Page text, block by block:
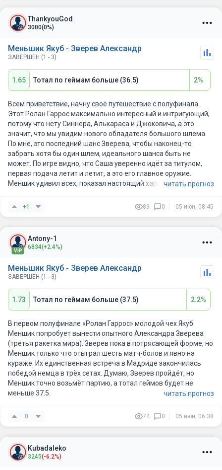
ThankyouGod
3000(0%)
Меньшик Якуб - Зверев Александр
ЗАВЕРШЕН (1 - 3)
1.65 Тотал по геймам больше (36.5) 2%
Всем приветствие, начну своё путешествие с полуфинала.
Этот Ролан Гаррос максимально интересный и интригующий,
потому что нету Синнера, Алькараса и Джоковича, а это
значит, что мы увидим нового обладателя большого шлема.
По мне, это последний шанс Зверева, чтобы наконец-то
забрать хотя бы один шлем, идеального шанса быть не
может. По игре видно, что Саша уверенно идёт за титулом,
первая подача летит и летит, а это его главное оружие.
Меншик удивил всех, показал настоящий характер, ведь
и не мог подняться, даже на носилках унесли. Но потом тип
просто обыграл Де Минора, Рублёва и Фонсеку, вышел но
впечатляюще, как и у Зверева, все подачи летели, доставал
сложные дропшоты, короче показал действительно высший
теннис. Не удивлюсь конечно, если сегодня Меншик выйдет и
пропадёт подача и начнёт всё в аут лупить, но если всё
пойдёт по плану, я здесь жду минимум 3:1 в какую-то сторону
читать прогноз
+1 89 0 05 июн, 08:45
VIP
Antony-1
6834(+2.4%)
Меньшик Якуб - Зверев Александр
ЗАВЕРШЕН (1 - 3)
1.73 Тотал по геймам больше (37.5) 2.2%
В первом полуфинале «Ролан Гаррос» молодой чех Якуб
Меншик попробует вынести опытного Александра Зверева
(третья ракетка мира). Зверев пока в потрясающей форме, но
Меншик только что отыграл шесть матч-болов и явно на
кураже. Их единственная встреча в Мадриде закончилась
победой немца в трёх сетах. Думаю, Зверев пройдёт, но
Меншик точно возьмёт партию, а тотал геймов будет не
меньше 37.5.
читать прогноз
0 74 0 05 июн, 06:38
Kubadaleko
3245(-6.2%)